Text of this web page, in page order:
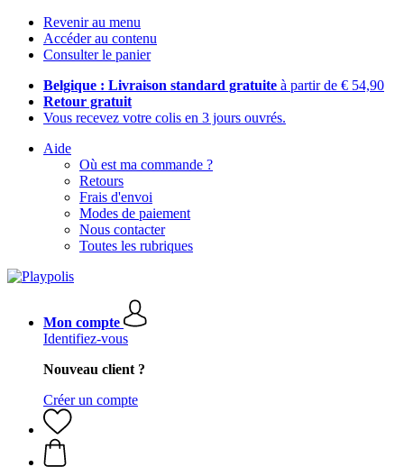
Revenir au menu
Accéder au contenu
Consulter le panier
Belgique : Livraison standard gratuite à partir de € 54,90
Retour gratuit
Vous recevez votre colis en 3 jours ouvrés.
Aide
Où est ma commande ?
Retours
Frais d'envoi
Modes de paiement
Nous contacter
Toutes les rubriques
Mon compte
Identifiez-vous
Nouveau client ?
Créer un compte